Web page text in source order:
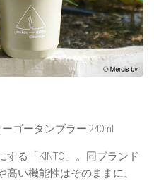
ゴータンブラー 240ml
る「KINTO」。同ブランド
い機能性はそのままに、